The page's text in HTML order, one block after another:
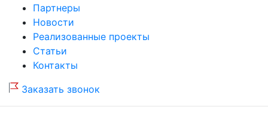
Партнеры
Новости
Реализованные проекты
Статьи
Контакты
Заказать звонок